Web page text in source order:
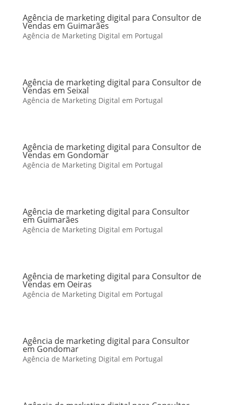
Agência de marketing digital para Consultor de
Vendas em Guimarães
Agência de Marketing Digital em Portugal
Agência de marketing digital para Consultor de
Vendas em Seixal
Agência de Marketing Digital em Portugal
Agência de marketing digital para Consultor de
Vendas em Gondomar
Agência de Marketing Digital em Portugal
Agência de marketing digital para Consultor
em Guimarães
Agência de Marketing Digital em Portugal
Agência de marketing digital para Consultor de
Vendas em Oeiras
Agência de Marketing Digital em Portugal
Agência de marketing digital para Consultor
em Gondomar
Agência de Marketing Digital em Portugal